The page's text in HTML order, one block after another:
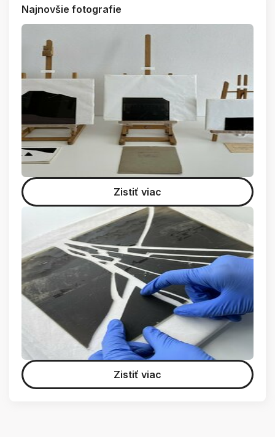
Najnovšie fotografie
Zistiť viac
Zistiť viac